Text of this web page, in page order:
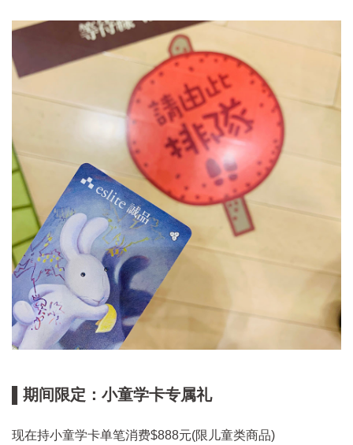
▌期间限定：小童学卡专属礼
现在持小童学卡单笔消费$888元(限儿童类商品)